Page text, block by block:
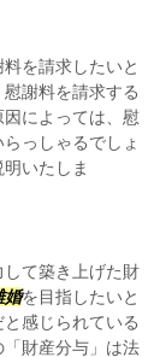
を請求したいと
謝料を請求する
因によっては、慰
っしゃるでしょ
いたしま
して築き上げた財
婚を目指したいと
感じられている
財産分与」は法